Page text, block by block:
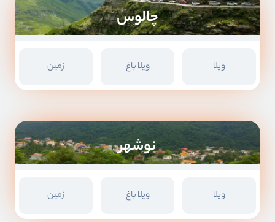
چالوس
ویلا ویلا باغ زمین
نوشهر
ویلا ویلا باغ زمین